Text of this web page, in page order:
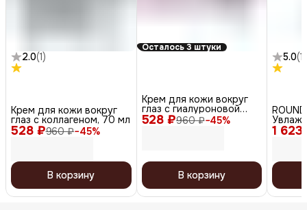
2.0(1)
528 ₽960 ₽−45%
Крем для кожи вокруг
глаз с коллагеном, 70 мл
В корзину
Осталось 3 штуки
528 ₽960 ₽−45%
Крем для кожи вокруг
глаз с гиалуроновой
кислотой, 70 мл
В корзину
5.0(1
1 623
для